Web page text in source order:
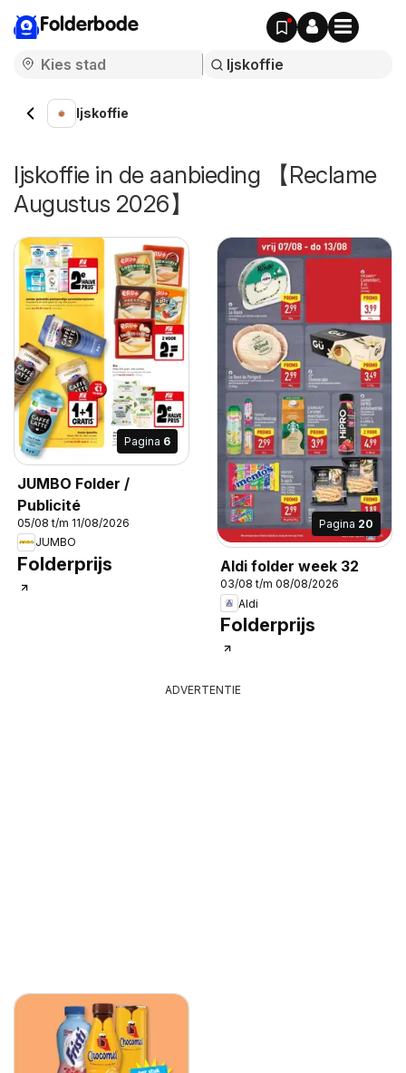
Folderbode
Ijskoffie
Ijskoffie in de aanbieding 【Reclame
Augustus 2026】
Pagina 6
JUMBO Folder /
Publicité
05/08 t/m 11/08/2026
JUMBO
Folderprijs
Pagina 20
Aldi folder week 32
03/08 t/m 08/08/2026
Aldi
Folderprijs
ADVERTENTIE